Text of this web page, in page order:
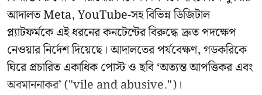
আদালত Meta, YouTube-সহ বিভিন্ন ডিজিটাল
প্ল্যাটফর্মকে এই ধরনের কনটেন্টের বিরুদ্ধে দ্রুত পদক্ষেপ
নেওয়ার নির্দেশ দিয়েছে। আদালতের পর্যবেক্ষণ, গডকরিকে
ঘিরে প্রচারিত একাধিক পোস্ট ও ছবি ‘অত্যন্ত আপত্তিকর এবং
অবমাননাকর’ ("vile and abusive.")।